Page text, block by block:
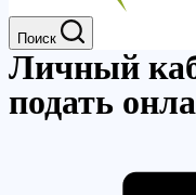
Поиск
Личный
подать